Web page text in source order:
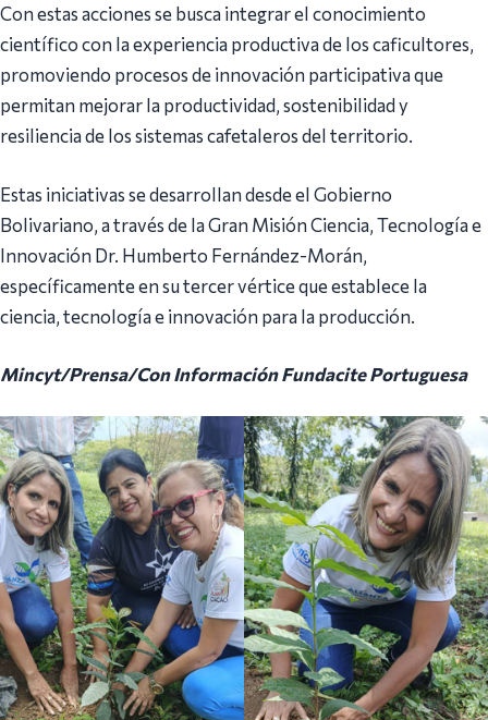
Con estas acciones se busca integrar el conocimiento
científico con la experiencia productiva de los caficultores,
promoviendo procesos de innovación participativa que
permitan mejorar la productividad, sostenibilidad y
resiliencia de los sistemas cafetaleros del territorio.
Estas iniciativas se desarrollan desde el Gobierno
Bolivariano, a través de la Gran Misión Ciencia, Tecnología e
Innovación Dr. Humberto Fernández-Morán,
específicamente en su tercer vértice que establece la
ciencia, tecnología e innovación para la producción.
Mincyt/Prensa/Con Información Fundacite Portuguesa